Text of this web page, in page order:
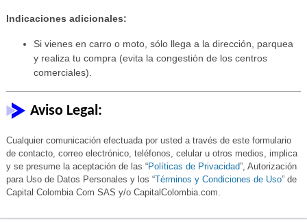
Indicaciones adicionales:
Si vienes en carro o moto, sólo llega a la dirección, parquea
y realiza tu compra (evita la congestión de los centros
comerciales).
Aviso Legal:
Cualquier comunicación efectuada por usted a través de este formulario
de contacto, correo electrónico, teléfonos, celular u otros medios, implica
y se presume la aceptación de las “Políticas de Privacidad”, Autorización
para Uso de Datos Personales y los “Términos y Condiciones de Uso” de
Capital Colombia Com SAS y/o CapitalColombia.com.